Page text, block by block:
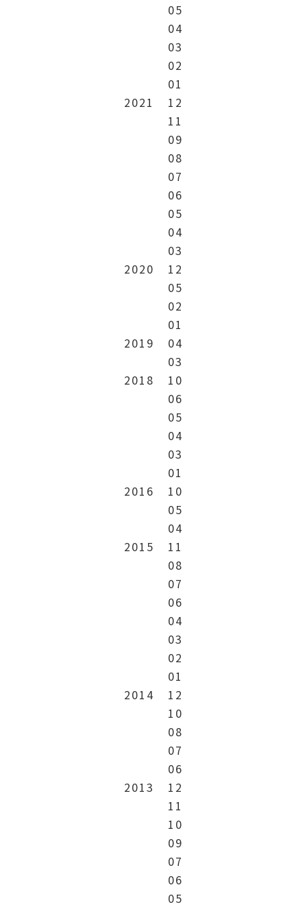
05
04
03
02
01
2021
12
11
09
08
07
06
05
04
03
2020
12
05
02
01
2019
04
03
2018
10
06
05
04
03
01
2016
10
05
04
2015
11
08
07
06
04
03
02
01
2014
12
10
08
07
06
2013
12
11
10
09
07
06
05